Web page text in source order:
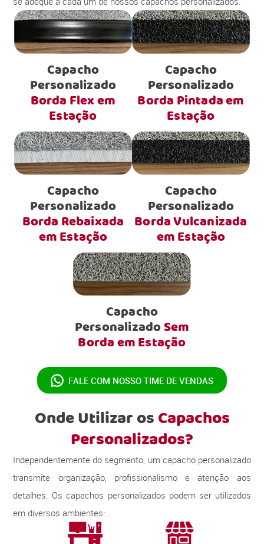
Capacho
Personalizado
Borda Flex em
Estação
Capacho
Personalizado
Borda Pintada em
Estação
Capacho
Personalizado
Borda Rebaixada
em Estação
Capacho
Personalizado
Borda Vulcanizada
em Estação
Capacho
PersonalizadoSem
Borda em Estação
FALE COM NOSSO TIME DE VENDAS
Onde Utilizar osCapachos
Personalizados?
Independentemente do segmento, um capacho personalizado
transmite organização, profissionalismo e atenção aos
detalhes. Os capachos personalizados podem ser utilizados
em diversos ambientes: